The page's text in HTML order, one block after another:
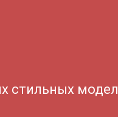
стильных